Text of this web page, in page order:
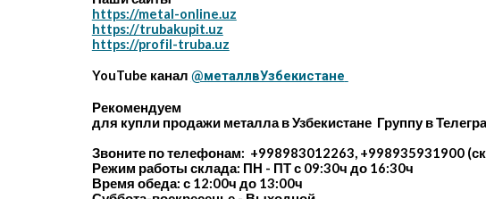
https://metal-online.uz
https://trubakupit.uz
https://profil-truba.uz
YouTube канал @металлвУзбекистане
Рекомендуем
для купли продажи металла в Узбекистане Группу в
Звоните по телефонам: +998983012263, +998935931900
Режим работы склада: ПН - ПТ с 09:30ч до 16:30ч
Время обеда: с 12:00ч до 13:00ч